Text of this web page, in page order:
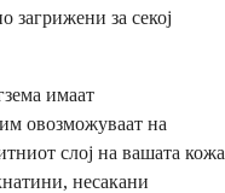
загрижени за секој
имаат
овозможуваат на
слој на вашата кожа
несакани